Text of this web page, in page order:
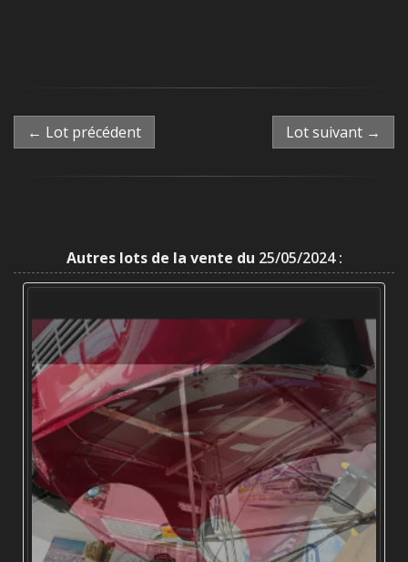
← Lot précédent Lot suivant →
Autres lots de la vente du 25/05/2024 :